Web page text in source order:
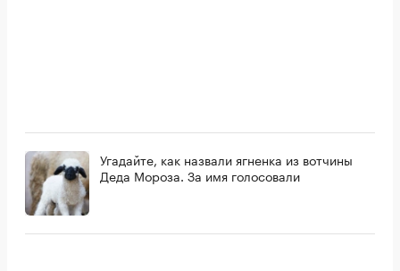
Угадайте, как назвали ягненка из вотчины
Деда Мороза. За имя голосовали